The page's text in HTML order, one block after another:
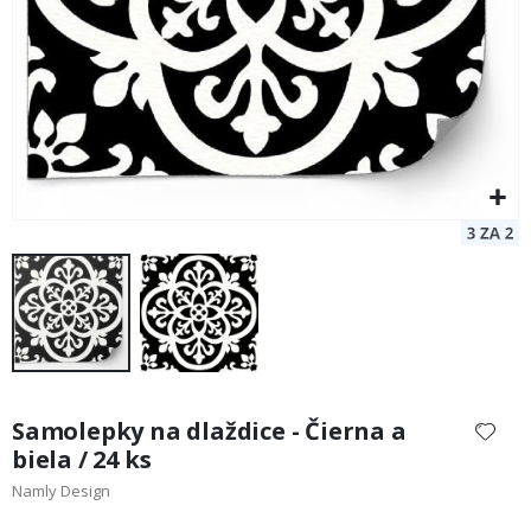
začiatok
galérie
obrázkov
Samolepky na dlaždice - Čierna a
biela / 24 ks
Namly Design